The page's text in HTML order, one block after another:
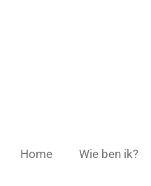
Home Wie ben ik?